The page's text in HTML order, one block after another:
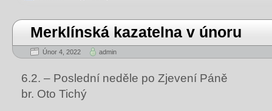
Merklínská kazatelna v únoru
Únor 4, 2022 admin
6.2. – Poslední neděle po Zjevení Páně
br. Oto Tichý